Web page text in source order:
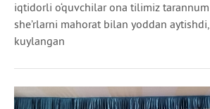
iqtidorli o‘quvchilar ona tilimiz tarannum
she’rlarni mahorat bilan yoddan
kuylangan